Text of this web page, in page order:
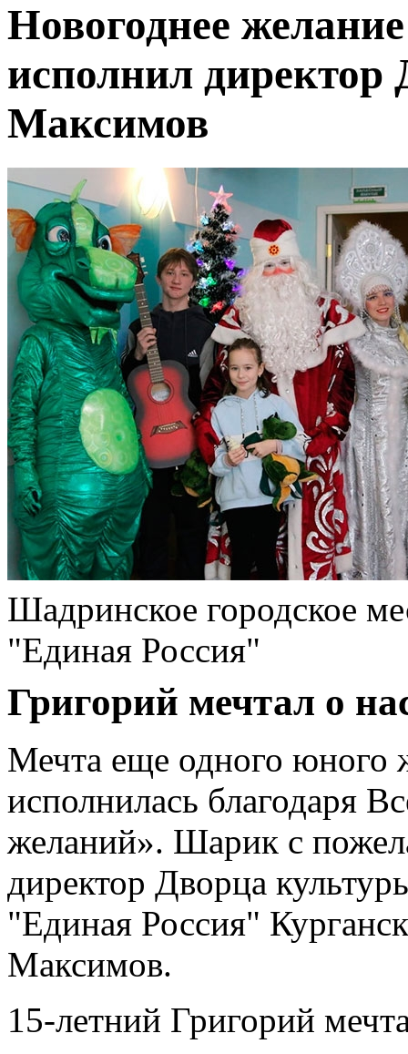
Новогоднее
исполнил директор
Максимов
Шадринское городское
"Единая Россия"
Григорий мечтал о
Мечта еще одного юного
исполнилась благодаря
желаний». Шарик с
директор Дворца
"Единая Россия"
Максимов.
15-летний Григорий